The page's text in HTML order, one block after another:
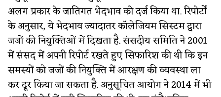
अलग प्रकार के जातिगत भेदभाव को दर्ज किया था. रिपोर्टों
के अनुसार, ये भेदभाव ज्यादातर कॉलेजियम सिस्टम द्वारा
जजों की नियुक्तिओं में दिखता है. संसदीय समिति ने 2001
में संसद में अपनी रिपोर्ट रखते हुए सिफारिश की थी कि इन
समस्यों को जजों की नियुक्ति में आरक्षण की व्यवस्था ला
कर दूर किया जा सकता है. अनुसूचित आयोग ने 2014 में भी